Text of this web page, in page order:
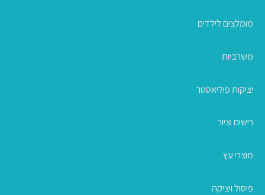
מומלצים לילדים
משרביות
יציקות פוליאסטר
רישום וציור
מוצרי עץ
פיסול ויציקה